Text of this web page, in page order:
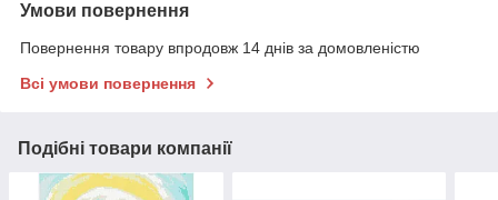
Умови повернення
Повернення товару впродовж 14 днів за домовленістю
Всі умови повернення
Подібні товари компанії